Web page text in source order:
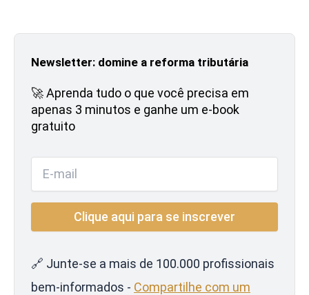
Newsletter: domine a reforma tributária
🚀 Aprenda tudo o que você precisa em
apenas 3 minutos e ganhe um e-book
gratuito
🔗 Junte-se a mais de 100.000 profissionais
bem-informados - Compartilhe com um